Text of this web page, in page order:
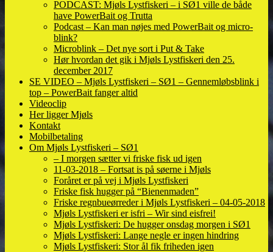
PODCAST: Mjøls Lystfiskeri – i SØ1 ville de både
have PowerBait og Trutta
Podcast – Kan man nøjes med PowerBait og micro-
blink?
Microblink – Det nye sort i Put & Take
Hør hvordan det gik i Mjøls Lystfiskeri den 25.
december 2017
SE VIDEO – Mjøls Lystfiskeri – SØ1 – Gennemløbsblink i
top – PowerBait fanger altid
Videoclip
Her ligger Mjøls
Kontakt
Mobilbetaling
Om Mjøls Lystfiskeri – SØ1
– I morgen sætter vi friske fisk ud igen
11-03-2018 – Fortsat is på søerne i Mjøls
Foråret er på vej i Mjøls Lystfiskeri
Friske fisk hugger på “Bienenmaden”
Friske regnbueørreder i Mjøls Lystfiskeri – 04-05-2018
Mjøls Lystfiskeri er isfri – Wir sind eisfrei!
Mjøls Lystfiskeri: De hugger onsdag morgen i SØ1
Mjøls Lystfiskeri: Lange negle er ingen hindring
Mjøls Lystfiskeri: Stor ål fik friheden igen